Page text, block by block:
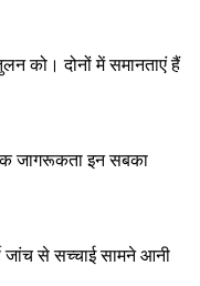
को। दोनों में समानताएं हैं
जागरूकता इन सबका
जांच से सच्चाई सामने आनी